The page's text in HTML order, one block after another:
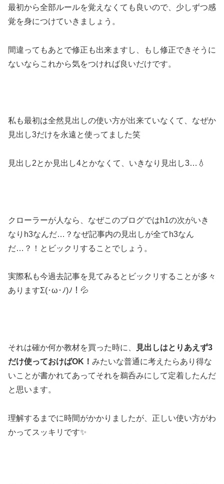
最初から全部ルールを覚えなくても良いので、少しずつ感
覚を身につけていきましょう。
間違ってもあとで修正も出来ますし、もし修正できそうに
ないならこれから気をつければ良いだけです。
私も最初は全然見出しの使い方が出来ていなくて、なぜか
見出し3だけを永遠と使ってました笑
見出し2とか見出し4とかなくて、いきなり見出し3…💧
クローラーが人なら、なぜこのブログではh1の次がいき
なりh3なんだ…？なぜ記事内の見出しが全てh3なん
だ…？！とビックリすることでしょう。
実際私も今過去記事を見てみるとビックリすることが多々
ありますΣ(･ω･ﾉ)ﾉ！💦
それは確か何か教材を買った時に、
見出しはとりあえず3
だけ使っておけばOK！ みたいな普通に考えたらあり得な
いことが書かれてあってそれを鵜呑みにして定着したんだ
と思います。
理解するまでに時間がかかりましたが、正しい使い方がわ
かってスッキリです✨